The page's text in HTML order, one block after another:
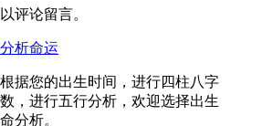
评论留言。
析命运
据您的出生时间，进行四柱八字
，进行五行分析，欢迎选择出生
分析。